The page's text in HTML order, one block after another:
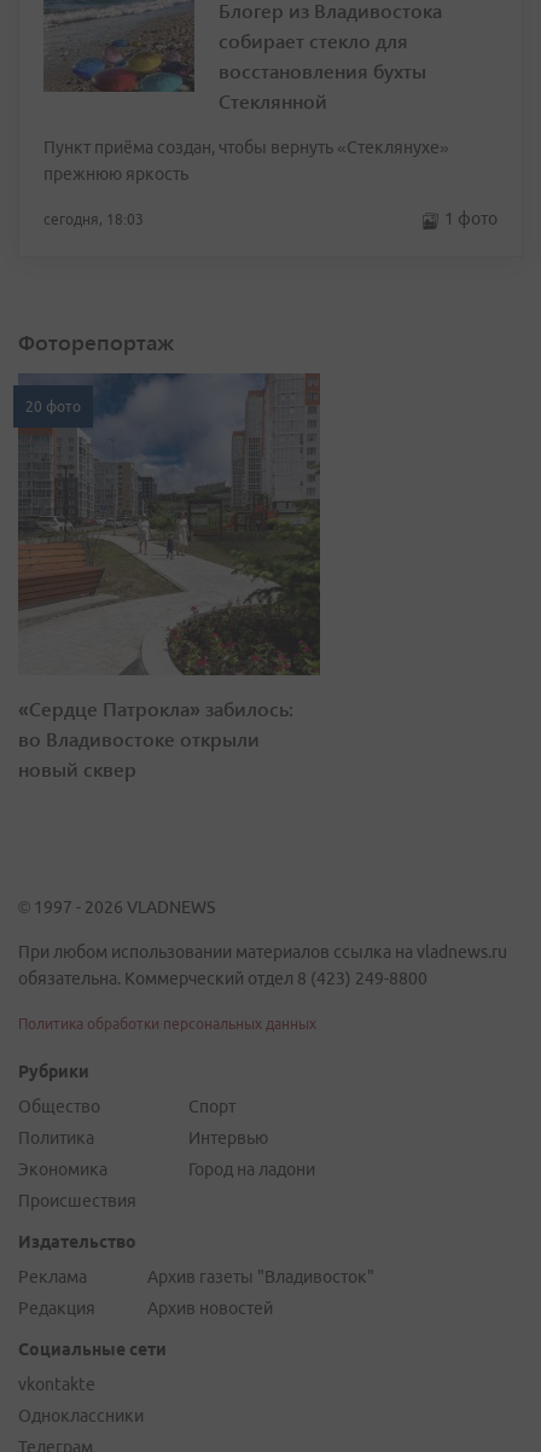
Блогер из Владивостока
собирает стекло для
восстановления бухты
Стеклянной
Пункт приёма создан, чтобы вернуть «Стеклянухе»
прежнюю яркость
сегодня, 18:03 1 фото
Фоторепортаж
20 фото
«Сердце Патрокла» забилось:
во Владивостоке открыли
новый сквер
© 1997 - 2026 VLADNEWS
При любом использовании материалов ссылка на vladnews.ru
обязательна. Коммерческий отдел 8 (423) 249-8800
Политика обработки персональных данных
Рубрики
Общество
Политика
Экономика
Происшествия
Спорт
Интервью
Город на ладони
Издательство
Реклама
Редакция
Архив газеты "Владивосток"
Архив новостей
Социальные сети
vkontakte
Одноклассники
Телеграм